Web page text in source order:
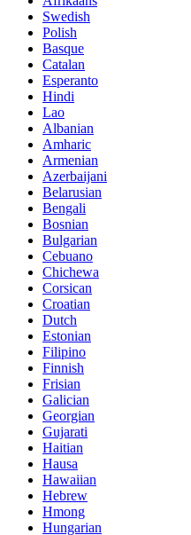
Swedish
Polish
Basque
Catalan
Esperanto
Hindi
Lao
Albanian
Amharic
Armenian
Azerbaijani
Belarusian
Bengali
Bosnian
Bulgarian
Cebuano
Chichewa
Corsican
Croatian
Dutch
Estonian
Filipino
Finnish
Frisian
Galician
Georgian
Gujarati
Haitian
Hausa
Hawaiian
Hebrew
Hmong
Hungarian